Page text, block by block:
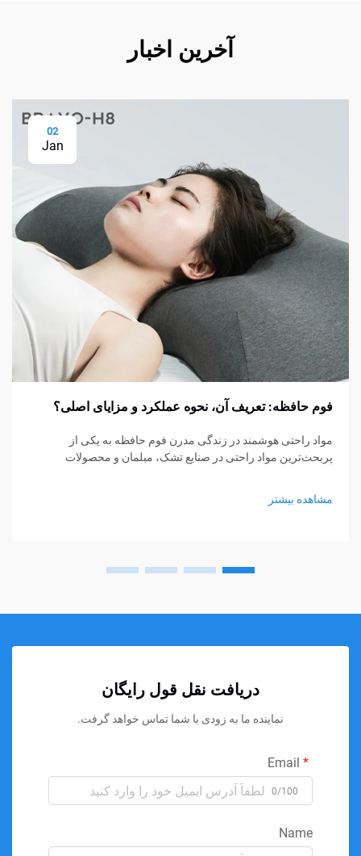
آخرین اخبار
02
Jan
فوم حافظه: تعریف آن، نحوه عملکرد و مزایای اصلی؟
مواد راحتی هوشمند در زندگی مدرن فوم حافظه به یکی از
پربحث‌ترین مواد راحتی در صنایع تشک، مبلمان و محصولات
مشاهده بیشتر
دریافت نقل قول رایگان
نماینده ما به زودی با شما تماس خواهد گرفت.
0/100
Name